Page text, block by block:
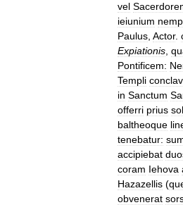
vel
ieiunium
Paulus Actor.
Expiationis
Pontificem:
Templi
in Sanctum
offerri prius
baltheoque
tenebatur:
accipiebat
coram Iehova
Hazazellis (
obvenerat